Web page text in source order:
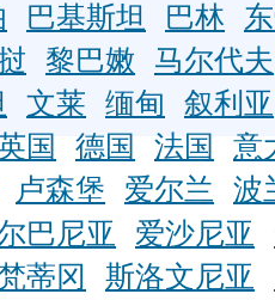
巴基斯坦 巴林
黎巴嫩
马尔代夫
文莱 缅甸
叙利亚
国 德国 法国
意
卢森堡 爱尔兰
波
巴尼亚 爱沙尼亚
蒂冈 斯洛文尼亚